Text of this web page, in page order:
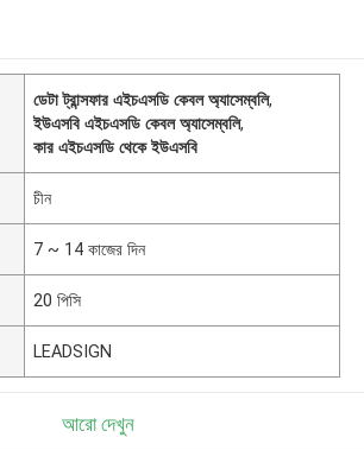
ডেটা ট্রান্সফার এইচএসডি কেবল অ্যাসেম্বলি,
ইউএসবি এইচএসডি কেবল অ্যাসেম্বলি,
কার এইচএসডি থেকে ইউএসবি
চীন
7 ~ 14 কাজের দিন
20 পিসি
LEADSIGN
আরো দেখুন